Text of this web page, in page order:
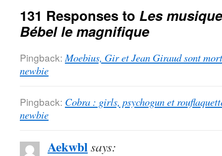
131 Responses to Les
Bébel le magnifique
Pingback: Moebius, Gir et Jean Giraud sont
newbie
Pingback: Cobra : girls, psychogun et
newbie
Aekwblsays: